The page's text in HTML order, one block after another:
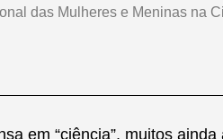
das Mulheres e Meninas na
em “ciência”, muitos